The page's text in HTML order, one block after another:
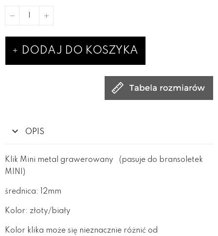
DODAJ DO KOSZYKA
OPIS
Klik Mini metal grawerowany (pasuje do bransoletek
MINI)
średnica: 12mm
Kolor: złoty/biały
Kolor klika może się nieznacznie różnić od